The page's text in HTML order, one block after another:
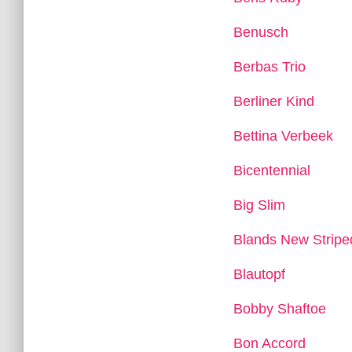
Benusch
Berbas Trio
Berliner Kind
Bettina Verbeek
Bicentennial
Big Slim
Blands New
Blautopf
Bobby Shaftoe
Bon Accord